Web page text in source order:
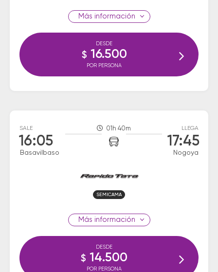
información
DESDE
$ 16.500
POR PERSONA
SALE
16:05
Basavilbaso
01h 40m LLEGA
17:45
Nogoya
SEMICAMA
información
DESDE
$ 14.500
POR PERSONA